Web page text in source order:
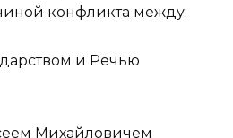
конфликта между:
и Речью
Михайловичем